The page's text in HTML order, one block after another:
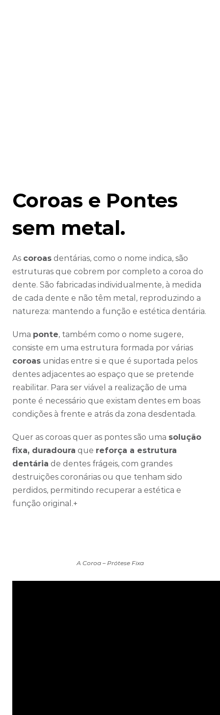
Coroas e Pontes
sem metal.
As coroasdentárias, como o nome indica, são
estruturas que cobrem por completo a coroa do
dente. São fabricadas individualmente, à medida
de cada dente e não têm metal, reproduzindo a
natureza: mantendo a função e estética dentária.
Uma ponte, também como o nome sugere,
consiste em uma estrutura formada por várias
coroasunidas entre si e que é suportada pelos
dentes adjacentes ao espaço que se pretende
reabilitar. Para ser viável a realização de uma
ponte é necessário que existam dentes em boas
condições à frente e atrás da zona desdentada.
Quer as coroas quer as pontes são uma solução
fixa, duradoura que reforça a estrutura
dentária de dentes frágeis, com grandes
destruições coronárias ou que tenham sido
perdidos, permitindo recuperar a estética e
função original.+
A Coroa – Prótese Fixa